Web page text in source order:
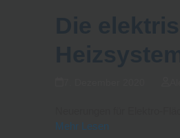
Neuerungen für Elektro-
Mehr Lesen